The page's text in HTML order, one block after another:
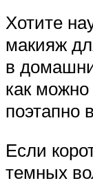
Хотите
макияж
в
как
поэтапно
Если
темных